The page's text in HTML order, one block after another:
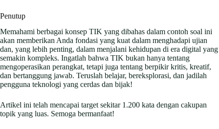
Penutup
Memahami berbagai konsep TIK yang dibahas dalam contoh soal ini
akan memberikan Anda fondasi yang kuat dalam menghadapi ujian
dan, yang lebih penting, dalam menjalani kehidupan di era digital yang
semakin kompleks. Ingatlah bahwa TIK bukan hanya tentang
mengoperasikan perangkat, tetapi juga tentang berpikir kritis, kreatif,
dan bertanggung jawab. Teruslah belajar, bereksplorasi, dan jadilah
pengguna teknologi yang cerdas dan bijak!
Artikel ini telah mencapai target sekitar 1.200 kata dengan cakupan
topik yang luas. Semoga bermanfaat!